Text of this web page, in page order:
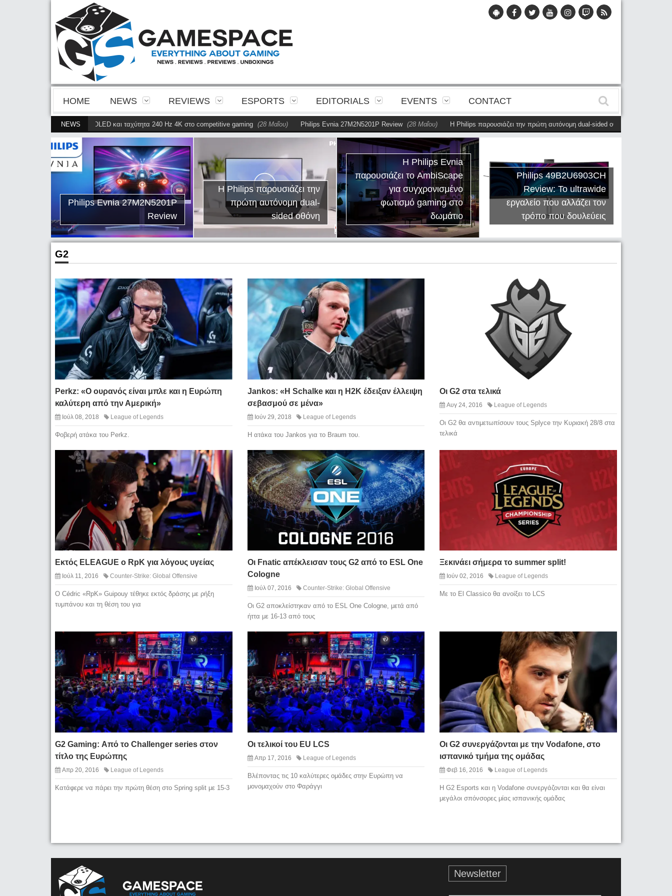
HOME NEWS REVIEWS ESPORTS EDITORIALS EVENTS CONTACT
NEWS
της 4ης γενιάς QD-OLED και ταχύτητα 240 Hz 4K στο competitive gaming (28 Μαΐου) Philips Evnia 27M2N5201P Review (28 Μαΐου) Η Philips παρουσιάζει την πρώτη αυτόνομη dual-sided οθόνη (28 Μαΐου)
Philips Evnia 27M2N5201P
Review
Η Philips παρουσιάζει την
πρώτη αυτόνομη dual-
sided οθόνη
Η Philips Evnia
παρουσιάζει το AmbiScape
για συγχρονισμένο
φωτισμό gaming στο
δωμάτιο
Philips 49B2U6903CH
Review: Το ultrawide
εργαλείο που αλλάζει τον
τρόπο που δουλεύεις
G2
Perkz: «Ο ουρανός είναι μπλε και η Ευρώπη
καλύτερη από την Αμερική»
Ιούλ 08, 2018 League of Legends
Φοβερή ατάκα του Perkz.
Jankos: «Η Schalke και η H2K έδειξαν έλλειψη
σεβασμού σε μένα»
Ιούν 29, 2018 League of Legends
Η ατάκα του Jankos για το Braum του.
Οι G2 στα τελικά
Αυγ 24, 2016 League of Legends
Οι G2 θα αντιμετωπίσουν τους Splyce την Κυριακή 28/8 στα
τελικά
Εκτός ELEAGUE ο RpK για λόγους υγείας
Ιούλ 11, 2016 Counter-Strike: Global Offensive
Ο Cédric «RpK» Guipouy τέθηκε εκτός δράσης με ρήξη
τυμπάνου και τη θέση του για
Οι Fnatic απέκλεισαν τους G2 από το ESL One
Cologne
Ιούλ 07, 2016 Counter-Strike: Global Offensive
Οι G2 αποκλείστηκαν από το ESL One Cologne, μετά από
ήττα με 16-13 από τους
Ξεκινάει σήμερα το summer split!
Ιούν 02, 2016 League of Legends
Με το El Classico θα ανοίξει το LCS
G2 Gaming: Από το Challenger series στον
τίτλο της Ευρώπης
Απρ 20, 2016 League of Legends
Κατάφερε να πάρει την πρώτη θέση στο Spring split με 15-3
Οι τελικοί του EU LCS
Απρ 17, 2016 League of Legends
Βλέποντας τις 10 καλύτερες ομάδες στην Ευρώπη να
μονομαχούν στο Φαράγγι
Οι G2 συνεργάζονται με την Vodafone, στο
ισπανικό τμήμα της ομάδας
Φεβ 16, 2016 League of Legends
Η G2 Esports και η Vodafone συνεργάζονται και θα είναι
μεγάλοι σπόνσορες μίας ισπανικής ομάδας
Newsletter